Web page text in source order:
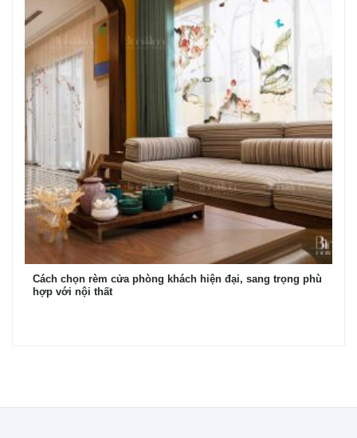
Cách chọn rèm cửa phòng khách hiện đại, sang trọng phù
hợp với nội thất